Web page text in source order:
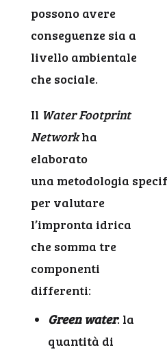
possono avere
conseguenze sia a
livello ambientale
che sociale.
Il Water Footprint
Networkha
elaborato
una metodologia
per valutare
l’impronta idrica
che somma tre
componenti
differenti:
Green water: la
quantità di